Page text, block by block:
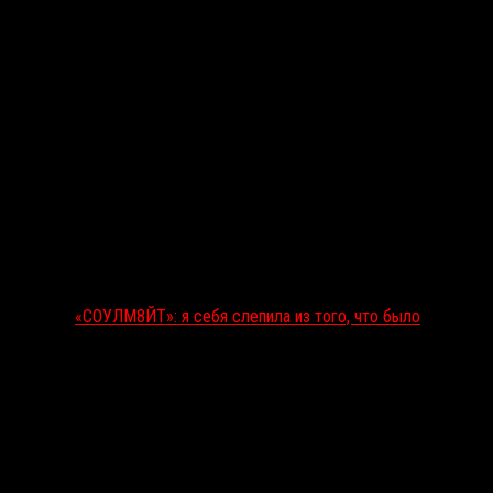
«СОУЛМ8ЙТ»: я себя слепила из того, что было